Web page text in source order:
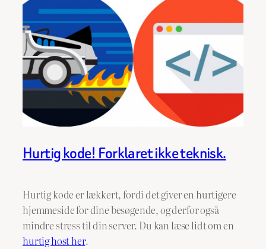
Hurtig kode! Forklaret ikke teknisk.
Hurtig kode er lækkert, fordi det giver en hurtigere
hjemmeside for dine besøgende, og derfor også
mindre stress til din server. Du kan læse lidt om en
hurtig host her.